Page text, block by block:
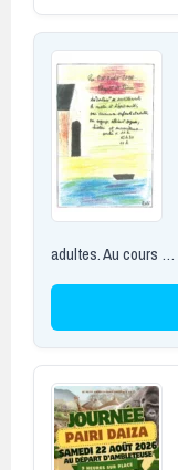
adultes. Au cours …